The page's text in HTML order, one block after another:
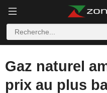
Gaz naturel
prix au plus